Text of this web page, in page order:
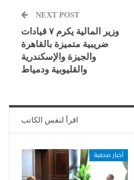
NEXT POST
وزير المالية يكرم ٧ قيادات
ضريبية متميزة بالقاهرة
والجيزة والإسكندرية
والقليوبية ودمياط
اقرأ لنفس الكاتب
أخبار صحفية